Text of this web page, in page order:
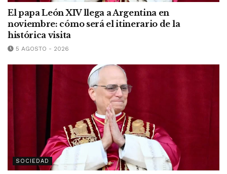
El papa León XIV llega a Argentina en
noviembre: cómo será el itinerario de la
histórica visita
5 AGOSTO - 2026
SOCIEDAD